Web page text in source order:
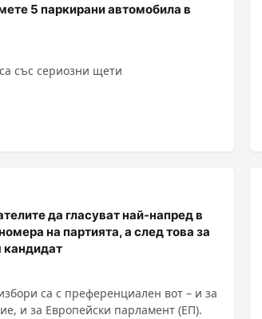
5 паркирани автомобила в
със сериозни щети
да гласуват най-напред в
на партията, а след това за
кандидат
са с преференциален вот – и за
и за Европейски парламент (ЕП).